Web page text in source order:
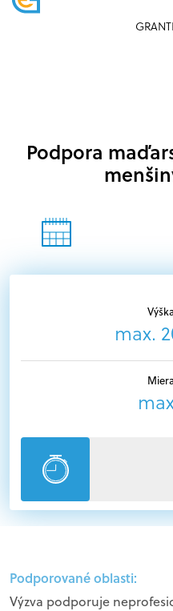
max.
Podpora
Podporované oblasti:
Výzva podporuje